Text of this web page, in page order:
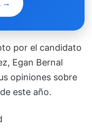
→
por el candidato
Egan Bernal
opiniones sobre
este año.